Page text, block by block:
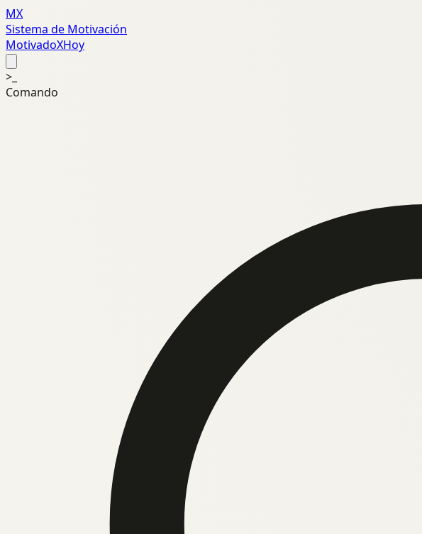
MX
Sistema de Motivación
MotivadoXHoy
>_
Comando